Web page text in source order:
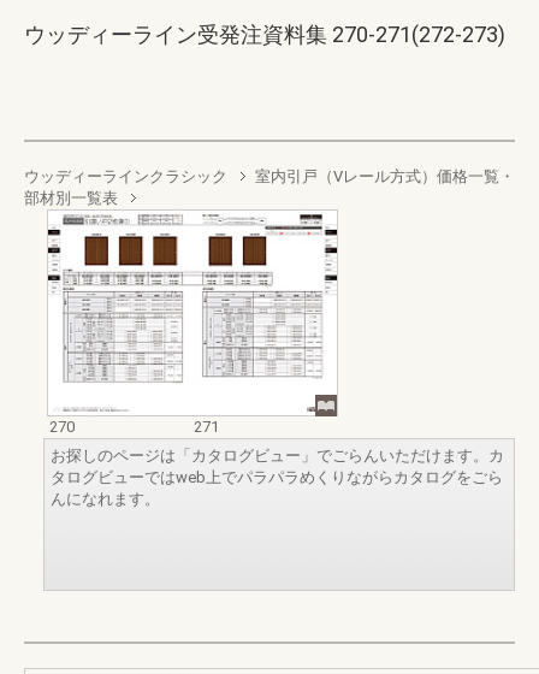
ウッディーライン受発注資料集 270-271(272-273)
ウッディーラインクラシック
室内引戸（Vレール方式）価格一覧・
部材別一覧表
270
271
お探しのページは「カタログビュー」でごらんいただけます。カ
タログビューではweb上でパラパラめくりながらカタログをごら
んになれます。